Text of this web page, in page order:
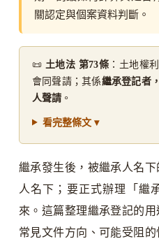
關認定與個案資料判斷。
📜 土地法 第73條 ：土地權
會同聲請；其係繼承登記者
人聲請。
看完整條文 ▾
繼承發生後，被繼承人名
人名下；要正式辦理「繼
來。這篇整理繼承登記的
常見文件方向、可能受阻